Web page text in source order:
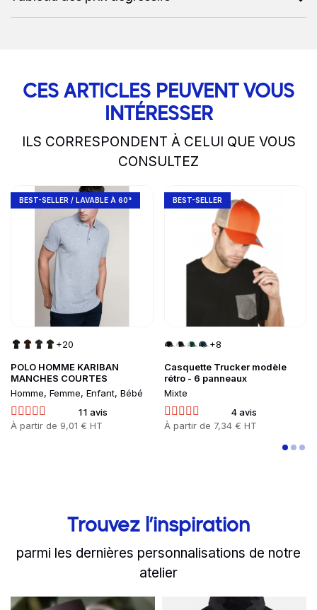
CES ARTICLES PEUVENT VOUS
INTÉRESSER
ILS CORRESPONDENT À CELUI QUE VOUS
CONSULTEZ
slide1 to 2of 5
POLO HOMME KARIBAN
MANCHES COURTES
Homme, Femme, Enfant, Bébé
11 avis
Prix
À partir de 9,01 € HT
BEST-SELLER / LAVABLE À 60°
+20
Go to product page
Casquette Trucker modèle
rétro - 6 panneaux
Mixte
4 avis
Prix
À partir de 7,34 € HT
BEST-SELLER
+8
Go to product page
Trouvez l’inspiration
parmi les dernières personnalisations de notre
atelier
slide1 to 2of 8
Read more Read more